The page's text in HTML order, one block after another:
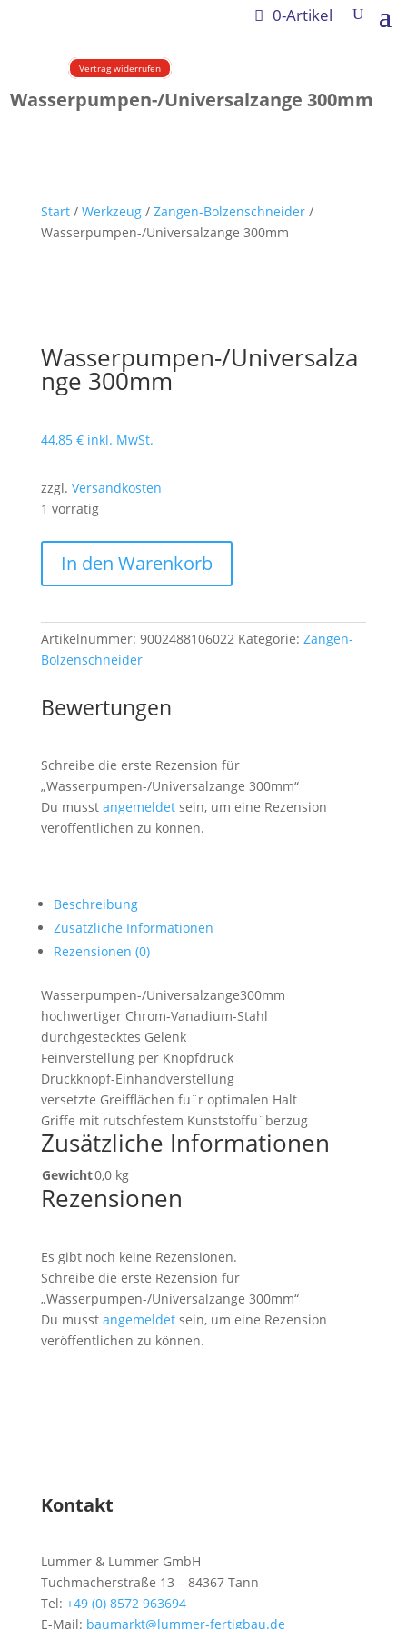
0-Artikel
Vertrag widerrufen
Wasserpumpen-/Universalzange 300mm
Start/ Werkzeug/ Zangen-Bolzenschneider/
Wasserpumpen-/Universalzange 300mm
Wasserpumpen-/Universalza
nge 300mm
44,85 € inkl. MwSt.
zzgl. Versandkosten
1 vorrätig
300mm
In den Warenkorb
Artikelnummer: 9002488106022 Kategorie: Zangen-
Bolzenschneider
Bewertungen
Schreibe die erste Rezension für
„Wasserpumpen-/Universalzange 300mm“
Du musst angemeldetsein, um eine Rezension
veröffentlichen zu können.
Beschreibung
Zusätzliche Informationen
Rezensionen (0)
Wasserpumpen-/Universalzange300mm
hochwertiger Chrom-Vanadium-Stahl
durchgestecktes Gelenk
Feinverstellung per Knopfdruck
Druckknopf-Einhandverstellung
versetzte Greifflächen fu¨r optimalen Halt
Griffe mit rutschfestem Kunststoffu¨berzug
Zusätzliche Informationen
Gewicht0,0 kg
Rezensionen
Es gibt noch keine Rezensionen.
Schreibe die erste Rezension für
„Wasserpumpen-/Universalzange 300mm“
Du musst angemeldetsein, um eine Rezension
veröffentlichen zu können.
Kontakt
Lummer & Lummer GmbH
Tuchmacherstraße 13 – 84367 Tann
Tel: +49 (0) 8572 963694
E-Mail: baumarkt@lummer-fertigbau.de